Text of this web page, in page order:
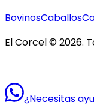
BovinosCaballos
El Corcel © 2026.
¿Necesitas